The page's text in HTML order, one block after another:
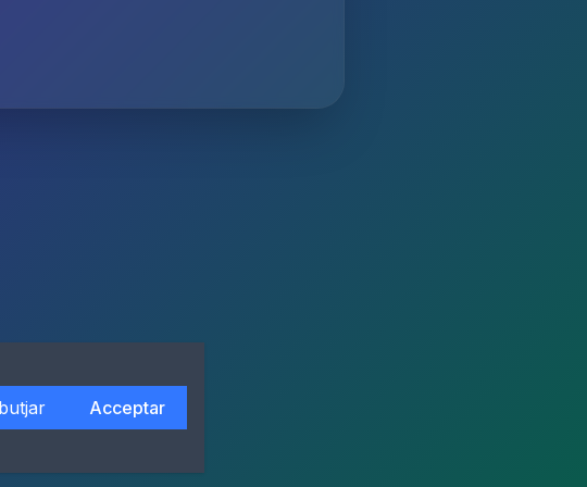
Acceptar